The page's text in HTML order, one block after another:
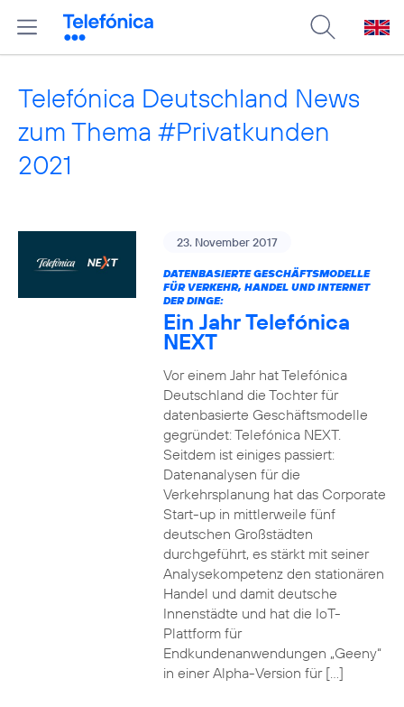
Telefónica Deutschland News
zum Thema #Privatkunden
2021
23. November 2017
DATENBASIERTE GESCHÄFTSMODELLE
FÜR VERKEHR, HANDEL UND INTERNET
DER DINGE:
Ein Jahr Telefónica
NEXT
Vor einem Jahr hat Telefónica
Deutschland die Tochter für
datenbasierte Geschäftsmodelle
gegründet: Telefónica NEXT.
Seitdem ist einiges passiert:
Datenanalysen für die
Verkehrsplanung hat das Corporate
Start-up in mittlerweile fünf
deutschen Großstädten
durchgeführt, es stärkt mit seiner
Analysekompetenz den stationären
Handel und damit deutsche
Innenstädte und hat die IoT-
Plattform für
Endkundenanwendungen „Geeny“
in einer Alpha-Version für […]